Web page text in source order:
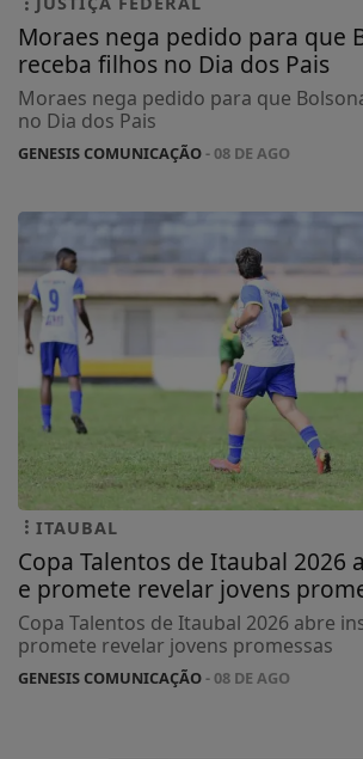
Moraes nega pedido para que
receba filhos no Dia dos Pais
Moraes nega pedido para que
no Dia dos Pais
GENESIS COMUNICAÇÃO- 08 DE AGO
ITAUBAL
Copa Talentos de Itaubal 2026
e promete revelar jovens
Copa Talentos de Itaubal 2026 abre
promete revelar jovens promessas
GENESIS COMUNICAÇÃO- 08 DE AGO